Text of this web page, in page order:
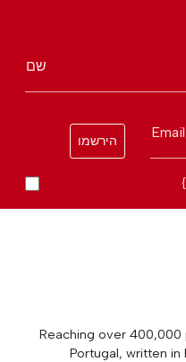
שם
הירשמו
Reaching over
Portugal, written in